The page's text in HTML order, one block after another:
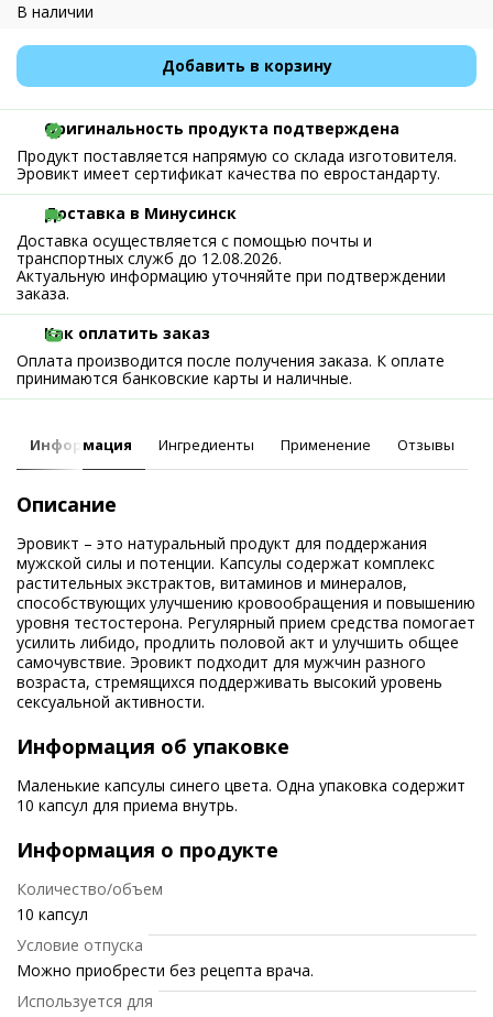
В наличии
Добавить в корзину
Оригинальность продукта подтверждена
Продукт поставляется напрямую со склада изготовителя.
Эровикт имеет сертификат качества по евростандарту.
Доставка в Минусинск
Доставка осуществляется с помощью почты и
транспортных служб до 12.08.2026.
Актуальную информацию уточняйте при подтверждении
заказа.
Как оплатить заказ
Оплата производится после получения заказа. К оплате
принимаются банковские карты и наличные.
Информация Ингредиенты Применение Отзывы
Описание
Эровикт – это натуральный продукт для поддержания
мужской силы и потенции. Капсулы содержат комплекс
растительных экстрактов, витаминов и минералов,
способствующих улучшению кровообращения и повышению
уровня тестостерона. Регулярный прием средства помогает
усилить либидо, продлить половой акт и улучшить общее
самочувствие. Эровикт подходит для мужчин разного
возраста, стремящихся поддерживать высокий уровень
сексуальной активности.
Информация об упаковке
Маленькие капсулы синего цвета. Одна упаковка содержит
10 капсул для приема внутрь.
Информация о продукте
Количество/объем
10 капсул
Условие отпуска
Можно приобрести без рецепта врача.
Используется для